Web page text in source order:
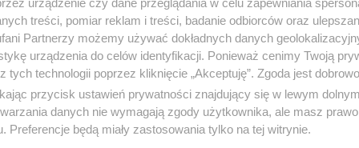
uczelni borykających się z konsekwencjami
przepisów na parę lat z ław sejmowych, ale i
nam podał telewizyjną kawę na śniadanie? Tak, to
Mellera.
treści, pomiar reklam i treści, badanie odbiorców oraz
Partnerzy możemy używać dokładnych danych
urządzenia do celów identyfikacji. Ponieważ cenimy Twoją
tych technologii poprzez kliknięcie „Akceptuję”. Zgoda jest
przycisk ustawień prywatności znajdujący się w lewym
danych nie wymagają zgody użytkownika, ale masz
Preferencje będą miały zastosowania tylko na tej witrynie.